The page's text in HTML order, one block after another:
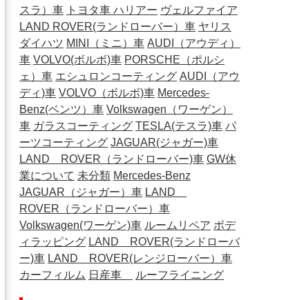
スラ）車 トヨタ車 ハリアー ヴェルファイア
LAND ROVER(ランドローバー）車 ヤリス
ダイハツ MINI（ミニ）車 AUDI（アウディ）
車 VOLVO(ボルボ)車 PORSCHE（ポルシ
ェ）車 エシュロンコーティング AUDI（アウ
ディ)車 VOLVO（ボルボ)車 Mercedes-
Benz(ベンツ）車 Volkswagen（ワーゲン）
車 ガラスコーティング TESLA(テスラ)車 パ
ーツコーティング JAGUAR(ジャガー)車
LAND ROVER（ランドローバー)車 GW休
業について 未分類 Mercedes-Benz
JAGUAR（ジャガー）車 LAND
ROVER（ランドローバー）車
Volkswagen(ワーゲン)車 ルームリペア ボデ
ィラッピング LAND ROVER(ランドローバ
ー)車 LAND ROVER(レンジローバー）車
カーフィルム 日産車 ルーフライニング